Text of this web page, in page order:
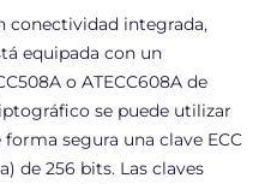
conectividad integrada,
equipada con un
o ATECC608A de
se puede utilizar
segura una clave ECC
de 256 bits. Las claves